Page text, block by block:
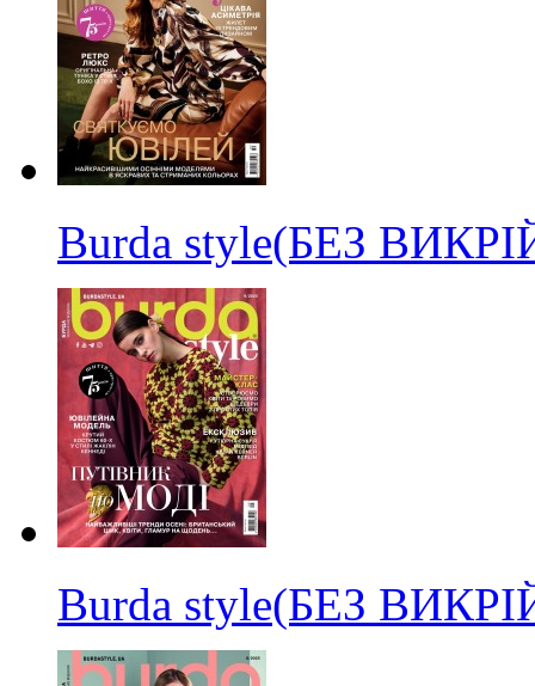
Burda style(БЕЗ
Burda style(БЕЗ